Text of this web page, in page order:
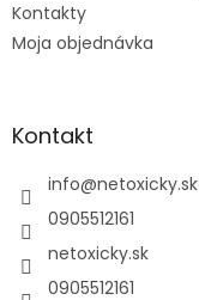
Kontakty
Moja objednávka
Kontakt
info@netoxicky.sk
0905512161
netoxicky.sk
0905512161